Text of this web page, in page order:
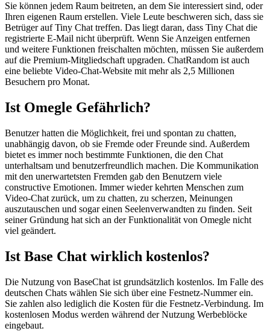
Sie können jedem Raum beitreten, an dem Sie interessiert sind, oder
Ihren eigenen Raum erstellen. Viele Leute beschweren sich, dass sie
Betrüger auf Tiny Chat treffen. Das liegt daran, dass Tiny Chat die
registrierte E-Mail nicht überprüft. Wenn Sie Anzeigen entfernen
und weitere Funktionen freischalten möchten, müssen Sie außerdem
auf die Premium-Mitgliedschaft upgraden. ChatRandom ist auch
eine beliebte Video-Chat-Website mit mehr als 2,5 Millionen
Besuchern pro Monat.
Ist Omegle Gefährlich?
Benutzer hatten die Möglichkeit, frei und spontan zu chatten,
unabhängig davon, ob sie Fremde oder Freunde sind. Außerdem
bietet es immer noch bestimmte Funktionen, die den Chat
unterhaltsam und benutzerfreundlich machen. Die Kommunikation
mit den unerwartetsten Fremden gab den Benutzern viele
constructive Emotionen. Immer wieder kehrten Menschen zum
Video-Chat zurück, um zu chatten, zu scherzen, Meinungen
auszutauschen und sogar einen Seelenverwandten zu finden. Seit
seiner Gründung hat sich an der Funktionalität von Omegle nicht
viel geändert.
Ist Base Chat wirklich kostenlos?
Die Nutzung von BaseChat ist grundsätzlich kostenlos. Im Falle des
deutschen Chats wählen Sie sich über eine Festnetz-Nummer ein.
Sie zahlen also lediglich die Kosten für die Festnetz-Verbindung. Im
kostenlosen Modus werden während der Nutzung Werbeblöcke
eingebaut.